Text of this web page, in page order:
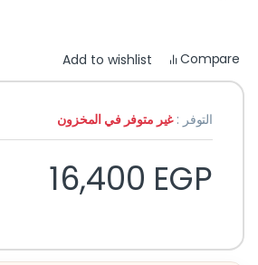
Compare
Add to wishlist
التوفر :غير متوفر في المخزون
16,400 EGP